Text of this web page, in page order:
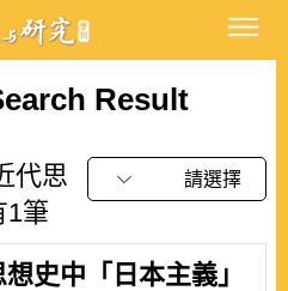
Result
代思
1筆
請選擇
史中「日本主義」